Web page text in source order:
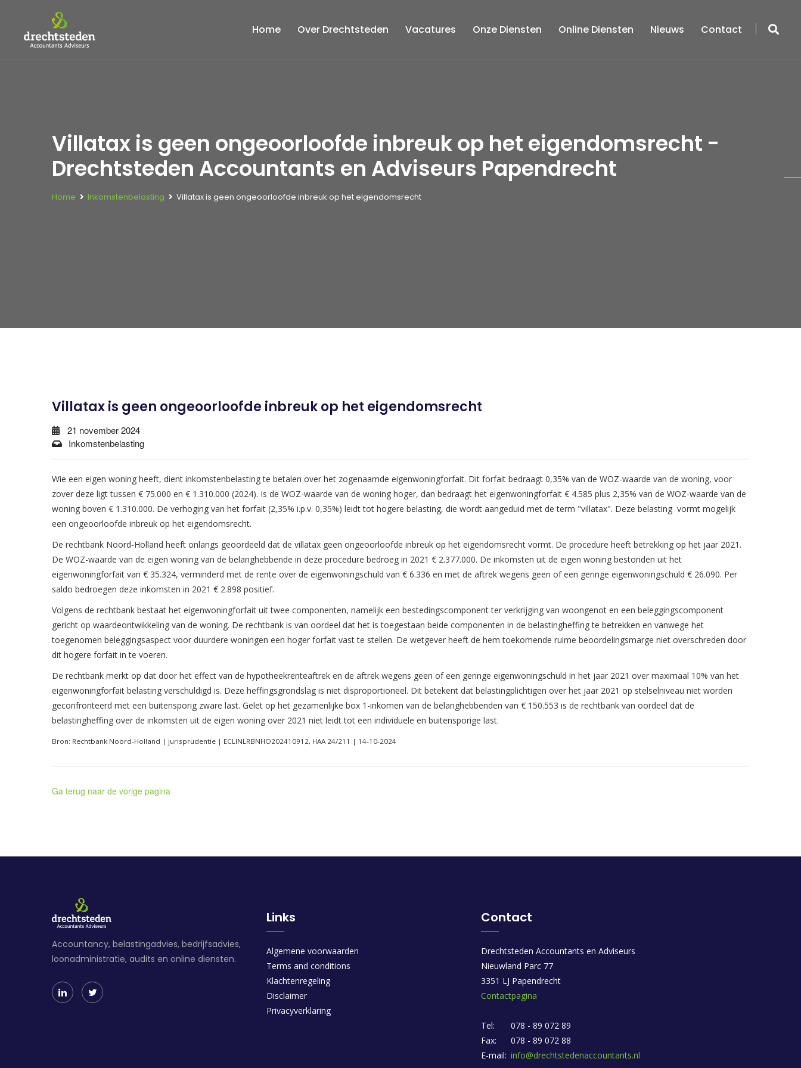
Home Over Drechtsteden Vacatures Onze Diensten Online Diensten Nieuws Contact
Villatax is geen ongeoorloofde inbreuk op het eigendomsrecht -
Drechtsteden Accountants en Adviseurs Papendrecht
Home Inkomstenbelasting Villatax is geen ongeoorloofde inbreuk op het eigendomsrecht
Villatax is geen ongeoorloofde inbreuk op het eigendomsrecht
21 november 2024
Inkomstenbelasting
Wie een eigen woning heeft, dient inkomstenbelasting te betalen over het zogenaamde eigenwoningforfait. Dit forfait bedraagt 0,35% van de WOZ-waarde van de woning, voor
zover deze ligt tussen € 75.000 en € 1.310.000 (2024). Is de WOZ-waarde van de woning hoger, dan bedraagt het eigenwoningforfait € 4.585 plus 2,35% van de WOZ-waarde van de
woning boven € 1.310.000. De verhoging van het forfait (2,35% i.p.v. 0,35%) leidt tot hogere belasting, die wordt aangeduid met de term "villatax". Deze belasting vormt mogelijk
een ongeoorloofde inbreuk op het eigendomsrecht.
De rechtbank Noord-Holland heeft onlangs geoordeeld dat de villatax geen ongeoorloofde inbreuk op het eigendomsrecht vormt. De procedure heeft betrekking op het jaar 2021.
De WOZ-waarde van de eigen woning van de belanghebbende in deze procedure bedroeg in 2021 € 2.377.000. De inkomsten uit de eigen woning bestonden uit het
eigenwoningforfait van € 35.324, verminderd met de rente over de eigenwoningschuld van € 6.336 en met de aftrek wegens geen of een geringe eigenwoningschuld € 26.090. Per
saldo bedroegen deze inkomsten in 2021 € 2.898 positief.
Volgens de rechtbank bestaat het eigenwoningforfait uit twee componenten, namelijk een bestedingscomponent ter verkrijging van woongenot en een beleggingscomponent
gericht op waardeontwikkeling van de woning. De rechtbank is van oordeel dat het is toegestaan beide componenten in de belastingheffing te betrekken en vanwege het
toegenomen beleggingsaspect voor duurdere woningen een hoger forfait vast te stellen. De wetgever heeft de hem toekomende ruime beoordelingsmarge niet overschreden door
dit hogere forfait in te voeren.
De rechtbank merkt op dat door het effect van de hypotheekrenteaftrek en de aftrek wegens geen of een geringe eigenwoningschuld in het jaar 2021 over maximaal 10% van het
eigenwoningforfait belasting verschuldigd is. Deze heffingsgrondslag is niet disproportioneel. Dit betekent dat belastingplichtigen over het jaar 2021 op stelselniveau niet worden
geconfronteerd met een buitensporig zware last. Gelet op het gezamenlijke box 1-inkomen van de belanghebbenden van € 150.553 is de rechtbank van oordeel dat de
belastingheffing over de inkomsten uit de eigen woning over 2021 niet leidt tot een individuele en buitensporige last.
Bron: Rechtbank Noord-Holland | jurisprudentie | ECLINLRBNHO202410912, HAA 24/211 | 14-10-2024
Ga terug naar de vorige pagina
Accountancy, belastingadvies, bedrijfsadvies,
loonadministratie, audits en online diensten.
Links
Algemene voorwaarden
Terms and conditions
Klachtenregeling
Disclaimer
Privacyverklaring
Contact
Drechtsteden Accountants en Adviseurs
Nieuwland Parc 77
3351 LJ Papendrecht
Contactpagina
Tel:
078 - 89 072 89
Fax:
078 - 89 072 88
E-mail: info@drechtstedenaccountants.nl